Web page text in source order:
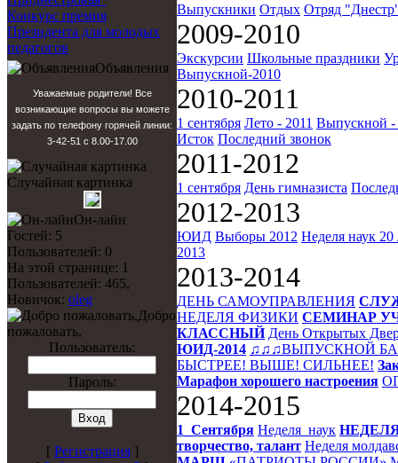
Конкурс премия
Президента для молодых
педагогов
Объявления
Уважаемые родители! Все
возникающие вопросы вы можете
задать по телефону горячей линии:
3-42-51 с 8.00-17.00
Случайная картинка
Он-лайн
Гостей: 5
Пользователей: 0
На этой странице: 1
Пользователей: 465,
Новичок: oleg
Добро
пожаловать,
Пользователь:
Пароль:
[ Регистрация]
Выпускники Отдых Отряд
2009-2010
Экскурсии Школьные праздники
Выпускной-2010
2010-2011
1 сентября Лето - 2011 Выпускной -
Исток Последний звонок
2011-2012
1 сентября День гимназиста
2012-2013
ЮИД Выборы 2012 Неделя наук 20
2013
2013-2014
ДЕНЬ САМОУПРАВЛЕНИЯ
НЕДЕЛЯ ФИЗИКИ СЕМИНАР
КЛАССНЫЙ День Открытых
ЮИД-2014 ♫♫♫ВЫПУСКНОЙ
БЫСТРЕЕ! ВЫШЕ! СИЛЬНЕЕ!
Марафон хорошего настроения
2014-2015
1_Сентября Неделя_наук
творчество, талант Неделя